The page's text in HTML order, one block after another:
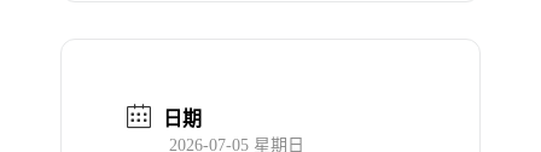
日期
2026-07-05 星期日